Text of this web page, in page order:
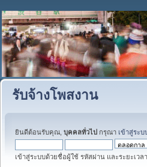
รับจ้างโพสงาน
ยินดีต้อนรับคุณ, บุคคลทั่วไป กรุณา เข้าสู่ระบ
เข้าสู่ระบบด้วยชื่อผู้ใช้ รหัสผ่าน และระยะเวล